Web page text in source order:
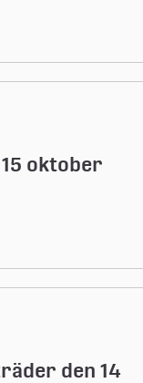
oktober
den 14